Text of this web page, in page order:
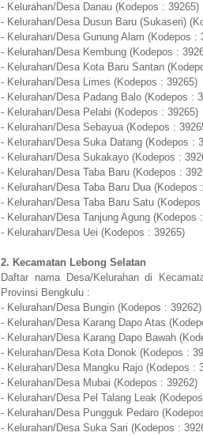
- Kelurahan/Desa Danau (Kodepos : 39265)
- Kelurahan/Desa Dusun Baru (Sukaseri)
- Kelurahan/Desa Gunung Alam (Kodepos :
- Kelurahan/Desa Kembung (Kodepos :
- Kelurahan/Desa Kota Baru Santan
- Kelurahan/Desa Limes (Kodepos : 39265)
- Kelurahan/Desa Padang Balo (Kodepos :
- Kelurahan/Desa Pelabi (Kodepos : 39265)
- Kelurahan/Desa Sebayua (Kodepos :
- Kelurahan/Desa Suka Datang (Kodepos :
- Kelurahan/Desa Sukakayo (Kodepos :
- Kelurahan/Desa Taba Baru (Kodepos :
- Kelurahan/Desa Taba Baru Dua (Kodepos
- Kelurahan/Desa Taba Baru Satu
- Kelurahan/Desa Tanjung Agung (Kodepos
- Kelurahan/Desa Uei (Kodepos : 39265)
2. Kecamatan Lebong Selatan
Daftar nama Desa/Kelurahan di
Provinsi Bengkulu :
- Kelurahan/Desa Bungin (Kodepos : 39262)
- Kelurahan/Desa Karang Dapo Atas
- Kelurahan/Desa Karang Dapo Bawah
- Kelurahan/Desa Kota Donok (Kodepos :
- Kelurahan/Desa Mangku Rajo (Kodepos :
- Kelurahan/Desa Mubai (Kodepos : 39262)
- Kelurahan/Desa Pel Talang Leak
- Kelurahan/Desa Pungguk Pedaro
- Kelurahan/Desa Suka Sari (Kodepos :